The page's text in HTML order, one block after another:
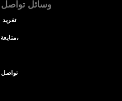
وسائل تواصل
تغريد
متابعة،
تواصل